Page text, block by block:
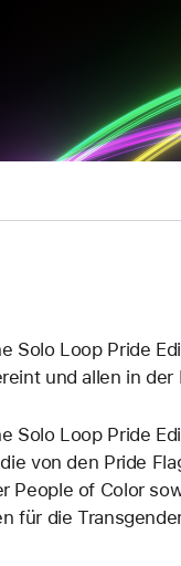
Solo Loop Pride
und allen in
Solo Loop Pride
von den Pride
People of Color
für die